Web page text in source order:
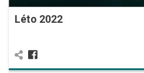
Léto 2022